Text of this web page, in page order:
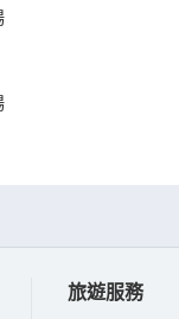
旅遊服務